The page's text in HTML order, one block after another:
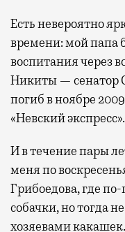
Есть невероятно
времени: мой
воспитания через
Никиты — сенатор
погиб в ноябре
«Невский
И в течение пары
меня по
Грибоедова, где
собачки, но тогда
хозяевами